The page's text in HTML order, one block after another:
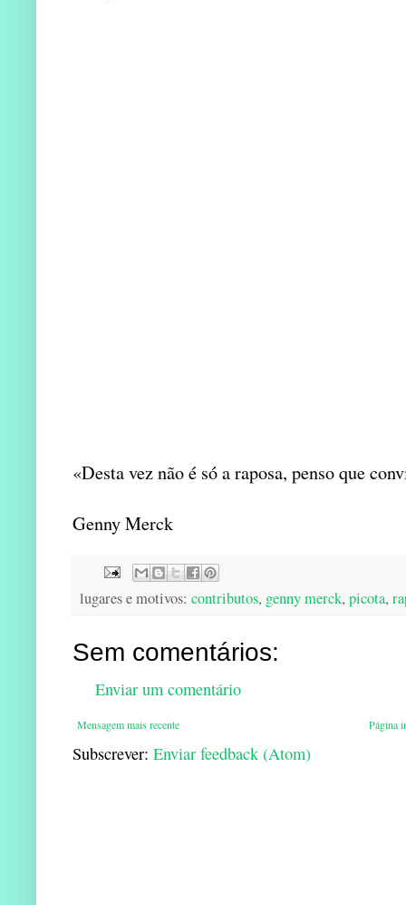
«Desta vez não é só a raposa, penso que
Genny Merck
lugares e motivos: contributos, genny merck, picota,
Sem comentários:
Enviar um comentário
Mensagem mais recente Página
Subscrever: Enviar feedback (Atom)